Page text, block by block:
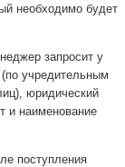
необходимо будет
запросит у
учредительным
юридический
и наименование
поступления